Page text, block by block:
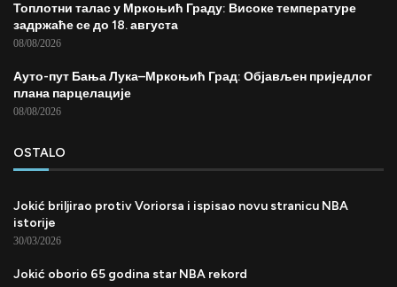
Топлотни талас у Мркоњић Граду: Високе температуре
задржаће се до 18. августа
08/08/2026
Ауто-пут Бања Лука–Мркоњић Град: Објављен приједлог
плана парцелације
08/08/2026
OSTALO
Jokić briljirao protiv Voriorsa i ispisao novu stranicu NBA
istorije
30/03/2026
Jokić oborio 65 godina star NBA rekord